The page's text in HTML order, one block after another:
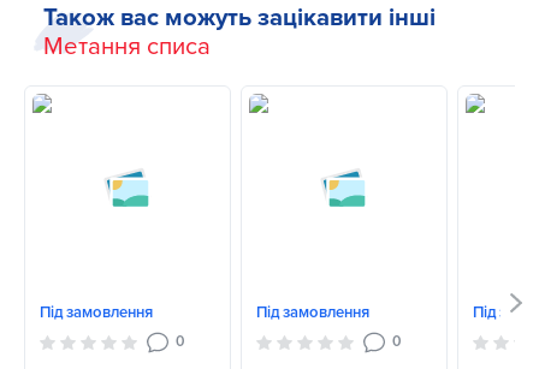
Також вас можуть зацікавити інші
Метання списа
Під замовлення
0
Під замовлення
0
Під